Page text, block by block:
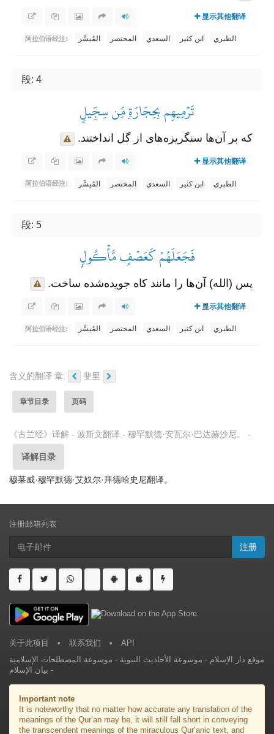
显示其他翻译
阿拉伯语经注: المُيسَّر المختصر السعدي ابن كثير الطبري
段: 4
تَرۡمِيهِم بِحِجَارَةٖ مِّن سِجِّيلٖ
که بر آن‌ها سنگریزه‌های از گل انداختند.
显示其他翻译
阿拉伯语经注: المُيسَّر المختصر السعدي ابن كثير الطبري
段: 5
فَجَعَلَهُمۡ كَعَصۡفٖ مَّأۡكُولِۭ
پس (الله) آن‌ها را مانند کاه جویده‌شده ساخت.
显示其他翻译
阿拉伯语经注: المُيسَّر المختصر السعدي ابن كثير الطبري
含义的翻译 章: 斐里
章节目录 页码
《古兰经》译解 - 波斯文翻译 - 穆罕默德·安瓦尔·巴达赫沙尼。 -
译解目录
穆莱威·穆罕默德·艾奴尔·拜德哈史尼翻译。
注册邮箱列表
注册
关于此项目 • 联系我们 •
API
موقع دار الإسلام - موسوعة الأحاديث النبوية - موسوعة المصطلحات الإسلامية
- بيان الإسلام
Important note
It is noteworthy that no matter how accurate any translation of the
meanings of the Qur’an may be, it will still fall short in conveying
the transcendent meanings of the miraculous Qur’anic text, and